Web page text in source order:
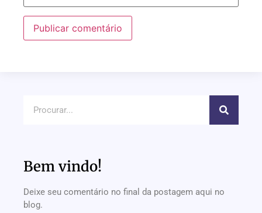
Bem vindo!
Deixe seu comentário no final da postagem aqui no
blog.